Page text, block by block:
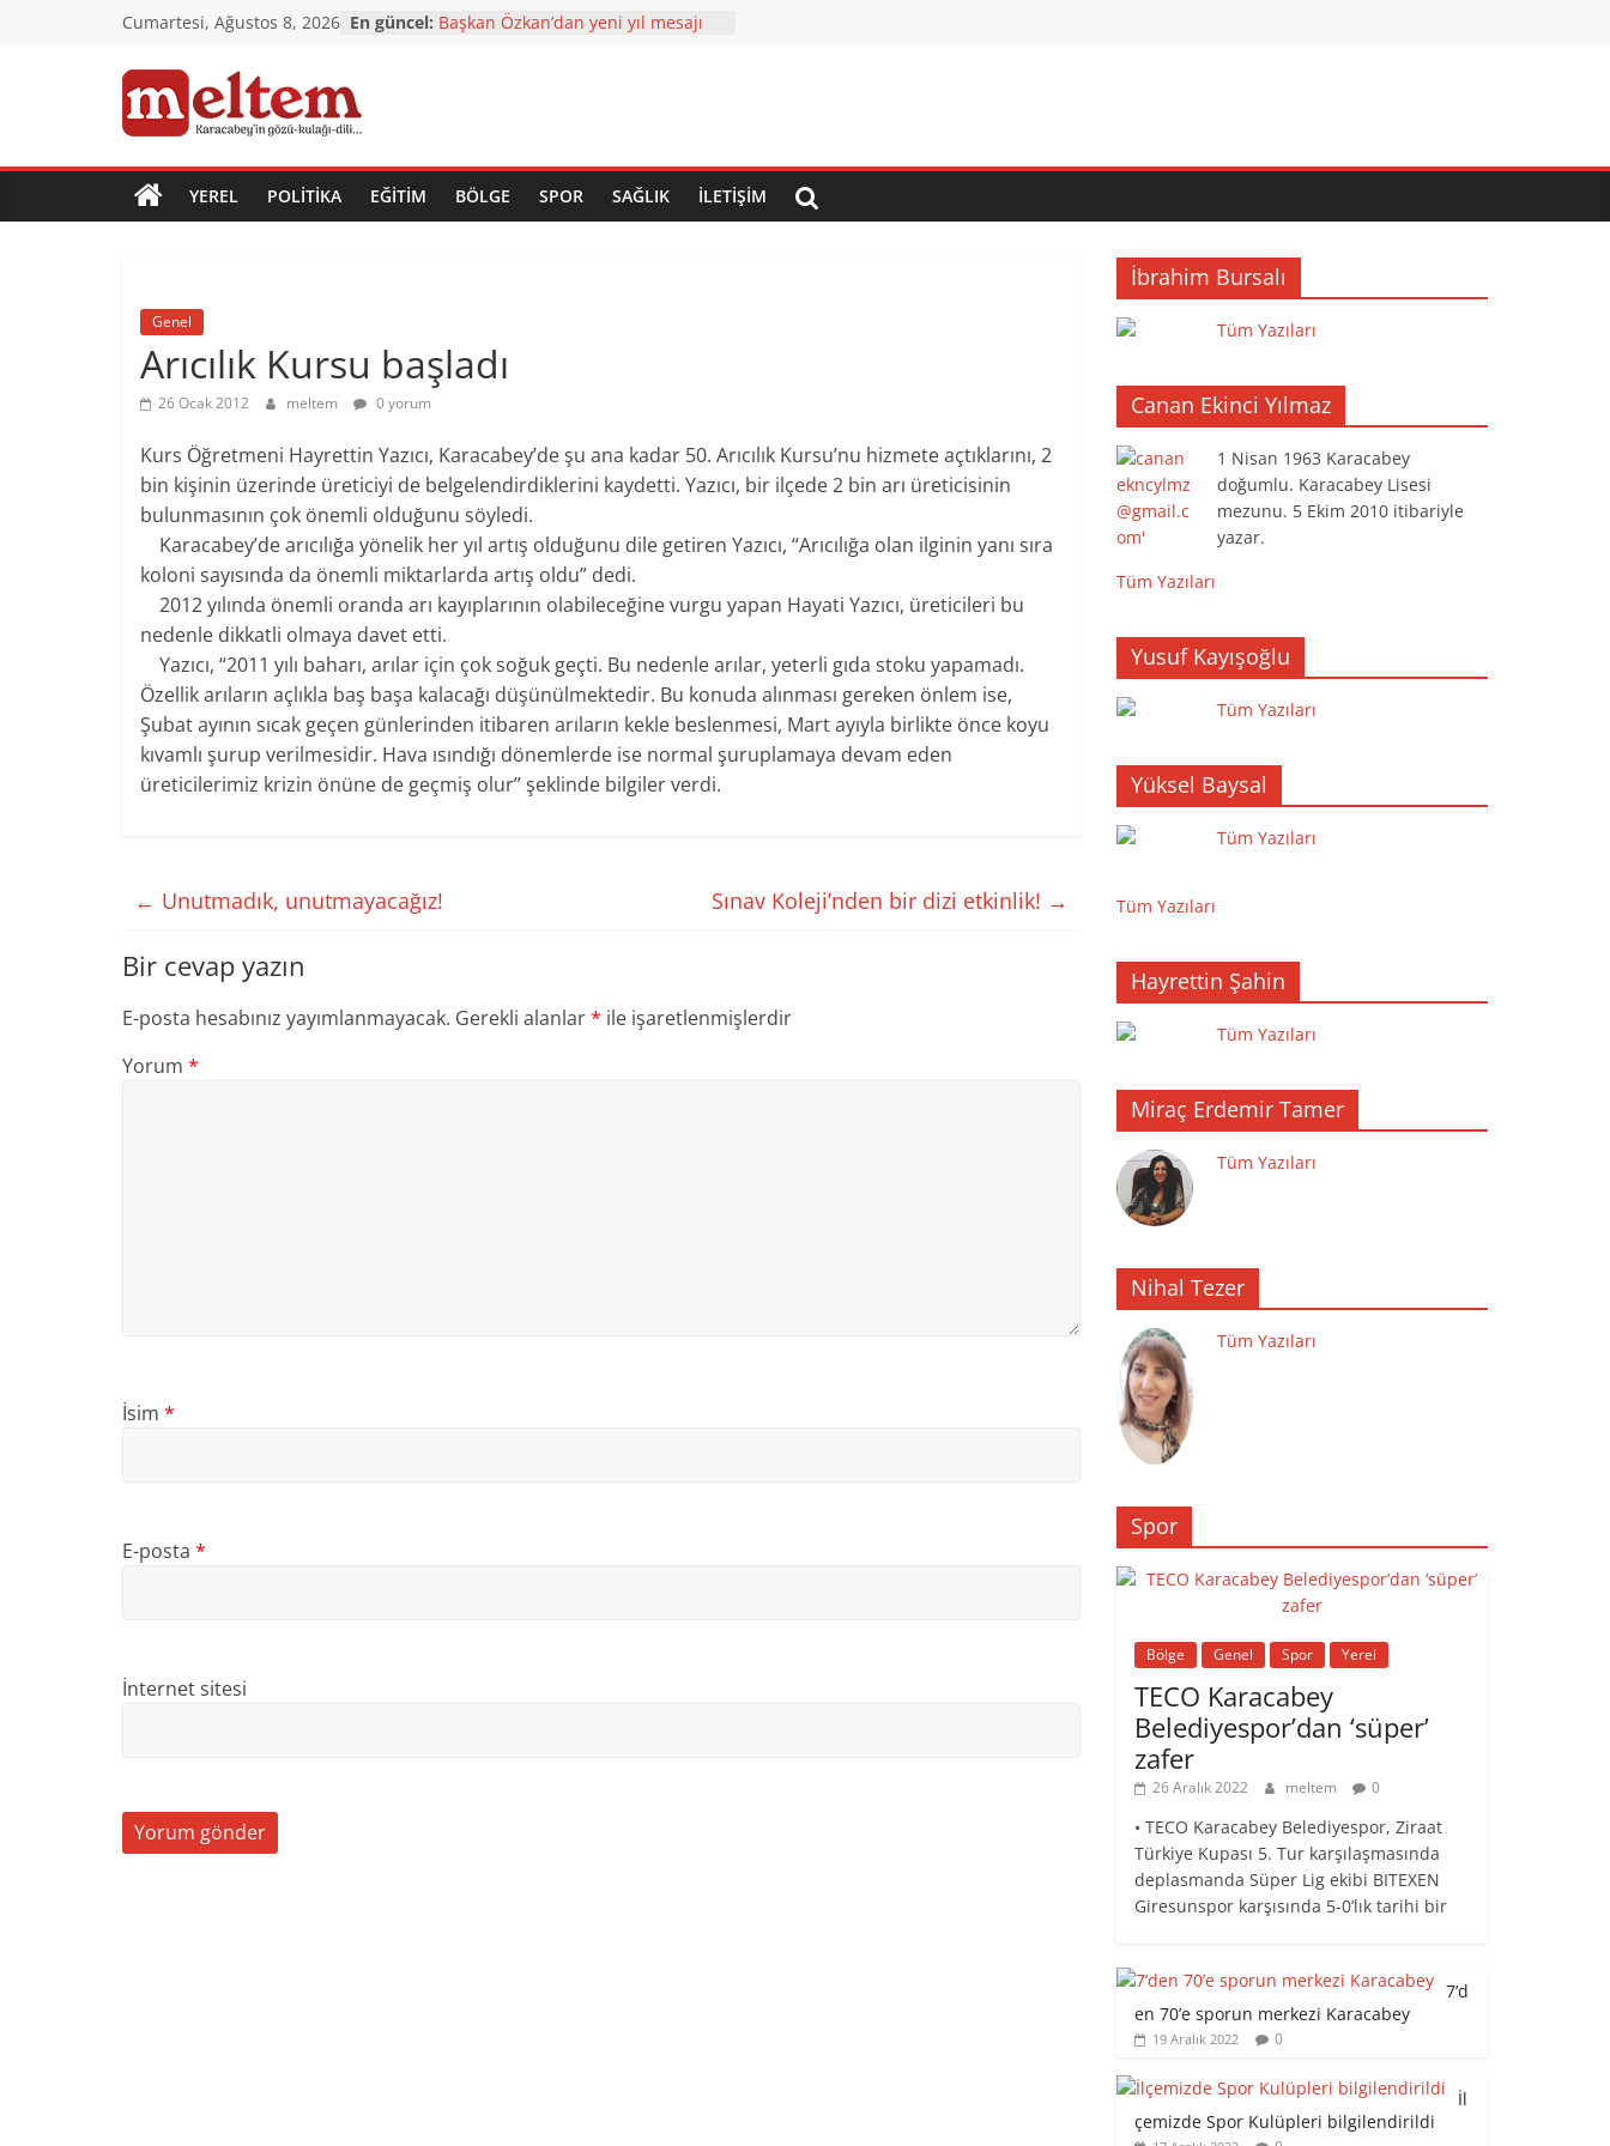
Cumartesi, Ağustos 8, 2026 En güncel: Başkan Özkan’dan yeni yıl mesajı
Karacabey
Meltem
Karacabey'in
gözü,
kulağı,
dili…
YEREL POLITIKA EĞITIM BÖLGE SPOR SAĞLIK İLETIŞIM
Genel
Arıcılık Kursu başladı
26 Ocak 2012 meltem 0 yorum
Kurs Öğretmeni Hayrettin Yazıcı, Karacabey’de şu ana kadar 50. Arıcılık Kursu’nu hizmete açtıklarını, 2
bin kişinin üzerinde üreticiyi de belgelendirdiklerini kaydetti. Yazıcı, bir ilçede 2 bin arı üreticisinin
bulunmasının çok önemli olduğunu söyledi.
Karacabey’de arıcılığa yönelik her yıl artış olduğunu dile getiren Yazıcı, “Arıcılığa olan ilginin yanı sıra
koloni sayısında da önemli miktarlarda artış oldu” dedi.
2012 yılında önemli oranda arı kayıplarının olabileceğine vurgu yapan Hayati Yazıcı, üreticileri bu
nedenle dikkatli olmaya davet etti.
Yazıcı, “2011 yılı baharı, arılar için çok soğuk geçti. Bu nedenle arılar, yeterli gıda stoku yapamadı.
Özellik arıların açlıkla baş başa kalacağı düşünülmektedir. Bu konuda alınması gereken önlem ise,
Şubat ayının sıcak geçen günlerinden itibaren arıların kekle beslenmesi, Mart ayıyla birlikte önce koyu
kıvamlı şurup verilmesidir. Hava ısındığı dönemlerde ise normal şuruplamaya devam eden
üreticilerimiz krizin önüne de geçmiş olur” şeklinde bilgiler verdi.
← Unutmadık, unutmayacağız! Sınav Koleji’nden bir dizi etkinlik! →
Bir cevap yazın
E-posta hesabınız yayımlanmayacak. Gerekli alanlar* ile işaretlenmişlerdir
Yorum *
İsim *
E-posta *
İnternet sitesi
İbrahim Bursalı
Tüm Yazıları
Canan Ekinci Yılmaz
1 Nisan 1963 Karacabey
doğumlu. Karacabey Lisesi
mezunu. 5 Ekim 2010 itibariyle
yazar.
Tüm Yazıları
Yusuf Kayışoğlu
Tüm Yazıları
Yüksel Baysal
Tüm Yazıları
Tüm Yazıları
Hayrettin Şahin
Tüm Yazıları
Miraç Erdemir Tamer
Tüm Yazıları
Nihal Tezer
Tüm Yazıları
Spor
Bölge Genel Spor Yerel
TECO Karacabey
Belediyespor’dan ‘süper’
zafer
26 Aralık 2022 meltem 0
• TECO Karacabey Belediyespor, Ziraat
Türkiye Kupası 5. Tur karşılaşmasında
deplasmanda Süper Lig ekibi BITEXEN
Giresunspor karşısında 5-0’lık tarihi bir
7’d
en 70’e sporun merkezi Karacabey
19 Aralık 2022 0
İl
çemizde Spor Kulüpleri bilgilendirildi